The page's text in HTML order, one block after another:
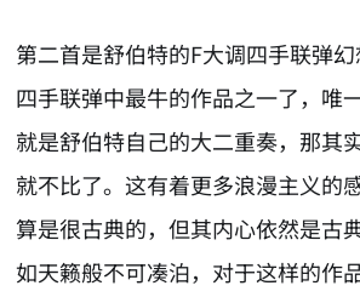
第二首是舒伯特的F大调四手联弹
四手联弹中最牛的作品之一了，唯
就是舒伯特自己的大二重奏，那其
就不比了。这有着更多浪漫主义的
算是很古典的，但其内心依然是古
如天籁般不可凑泊，对于这样的作